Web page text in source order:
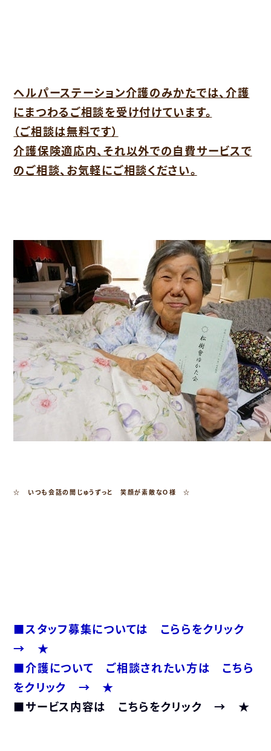
ヘルパーステーション介護のみかたでは、介護
にまつわるご相談を受け付けています。
（ご相談は無料です）
介護保険適応内、それ以外での自費サービスで
のご相談、お気軽にご相談ください。
☆ いつも会話の間じゅうずっと 笑顔が素敵なＯ様 ☆
■スタッフ募集については こららをクリック
→ ★
■介護について ご相談されたい方は こちら
をクリック → ★
■サービス内容は こちらをクリック → ★